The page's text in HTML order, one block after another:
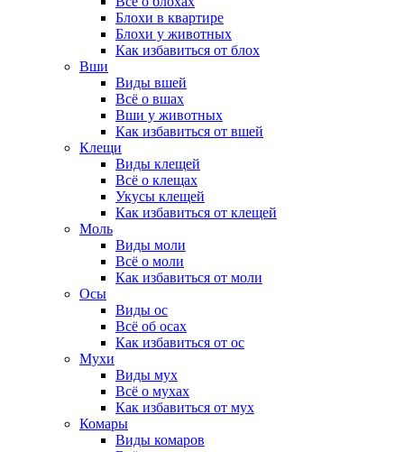
Блохи в квартире
Блохи у животных
Как избавиться от блох
Вши
Виды вшей
Всё о вшах
Вши у животных
Как избавиться от вшей
Клещи
Виды клещей
Всё о клещах
Укусы клещей
Как избавиться от клещей
Моль
Виды моли
Всё о моли
Как избавиться от моли
Осы
Виды ос
Всё об осах
Как избавиться от ос
Мухи
Виды мух
Всё о мухах
Как избавиться от мух
Комары
Виды комаров